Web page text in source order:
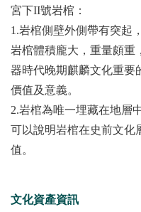
宮下II號岩棺：
1.岩棺側壁外側帶有突起
岩棺體積龐大，重量頗重
器時代晚期麒麟文化重要
價值及意義。
2.岩棺為唯一埋藏在地層
可以說明岩棺在史前文化
值。
文化資產資訊